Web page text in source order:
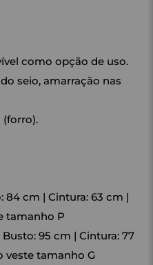
como opção de uso.
seio, amarração nas
(forro).
84 cm | Cintura: 63 cm |
tamanho P
95 cm | Cintura: 77
veste tamanho G